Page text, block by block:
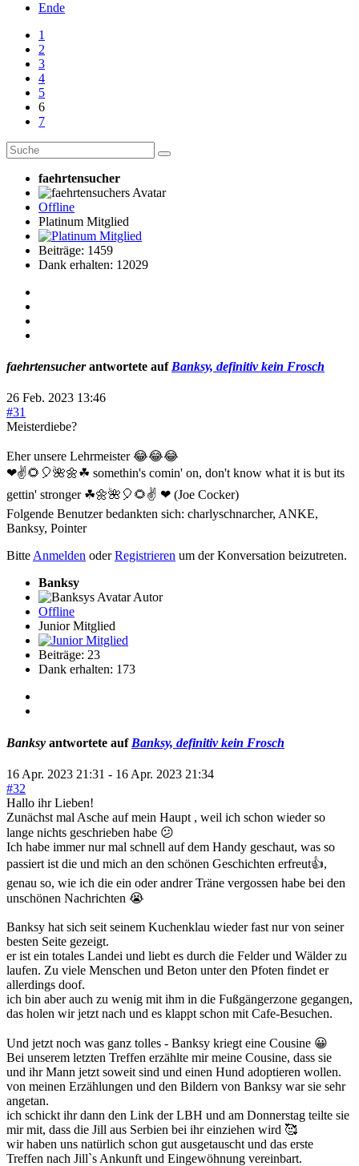
Ende
1
2
3
4
5
6
7
faehrtensucher
Offline
Platinum Mitglied
Beiträge: 1459
Dank erhalten: 12029
faehrtensucherantwortete auf Banksy, definitiv kein Frosch
26 Feb. 2023 13:46
#31
Meisterdiebe?
Eher unsere Lehrmeister 😂😂😂
❤✌🌻🎈🌺🌼☘ somethin's comin' on, don't know what it is but its
gettin' stronger ☘🌼🌺🎈🌻✌ ❤ (Joe Cocker)
Folgende Benutzer bedankten sich: charlyschnarcher, ANKE,
Banksy, Pointer
BitteAnmelden oderRegistrieren um der Konversation beizutreten.
Banksy
Autor
Offline
Junior Mitglied
Beiträge: 23
Dank erhalten: 173
Banksy antwortete auf Banksy, definitiv kein Frosch
16 Apr. 2023 21:31 - 16 Apr. 2023 21:34
#32
Hallo ihr Lieben!
Zunächst mal Asche auf mein Haupt , weil ich schon wieder so
lange nichts geschrieben habe 😕
Ich habe immer nur mal schnell auf dem Handy geschaut, was so
passiert ist die und mich an den schönen Geschichten erfreut👍,
genau so, wie ich die ein oder andrer Träne vergossen habe bei den
unschönen Nachrichten 😭
Banksy hat sich seit seinem Kuchenklau wieder fast nur von seiner
besten Seite gezeigt.
er ist ein totales Landei und liebt es durch die Felder und Wälder zu
laufen. Zu viele Menschen und Beton unter den Pfoten findet er
allerdings doof.
ich bin aber auch zu wenig mit ihm in die Fußgängerzone gegangen,
das holen wir jetzt nach und es klappt schon mit Cafe-Besuchen.
Und jetzt noch was ganz tolles - Banksy kriegt eine Cousine 😀
Bei unserem letzten Treffen erzählte mir meine Cousine, dass sie
und ihr Mann jetzt soweit sind und einen Hund adoptieren wollen.
von meinen Erzählungen und den Bildern von Banksy war sie sehr
angetan.
ich schickt ihr dann den Link der LBH und am Donnerstag teilte sie
mir mit, dass die Jill aus Serbien bei ihr einziehen wird 🥰
wir haben uns natürlich schon gut ausgetauscht und das erste
Treffen nach Jill`s Ankunft und Eingewöhnung vereinbart.